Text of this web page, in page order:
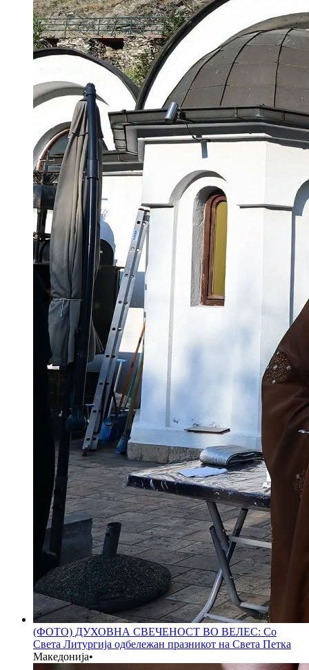
(ФОТО) ДУХОВНА СВЕЧЕНОСТ ВО ВЕЛЕС: Со
Света Литургија одбележан празникот на Света Петка
Македонија•